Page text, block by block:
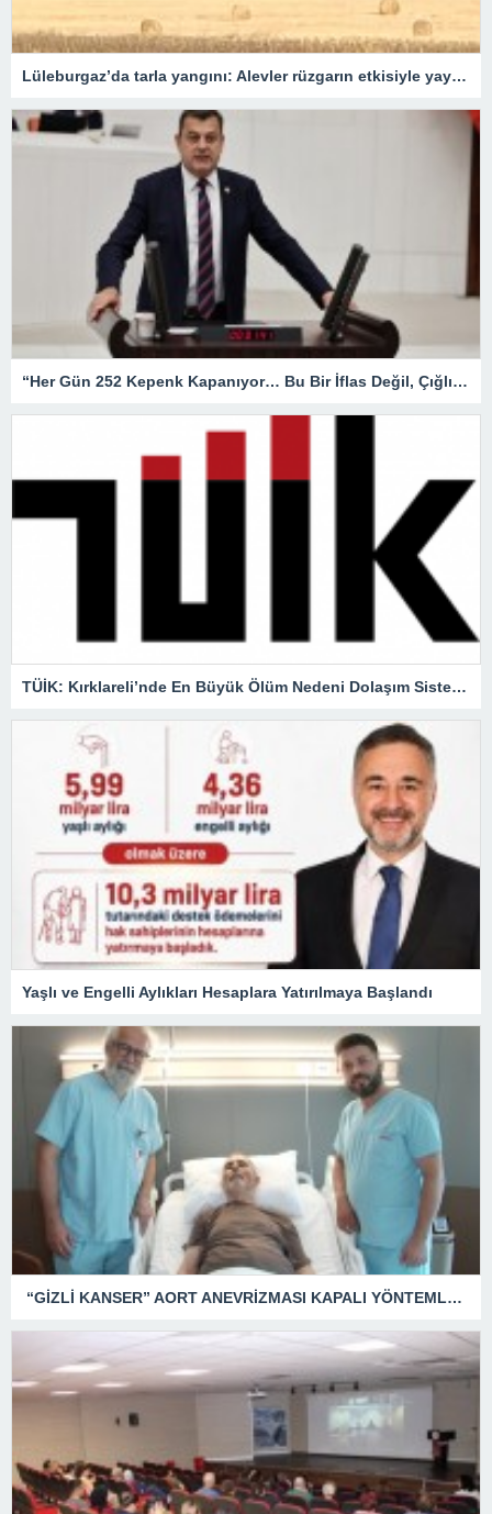
Lüleburgaz’da tarla yangını: Alevler rüzgarın etkisiyle yayıldı
“Her Gün 252 Kepenk Kapanıyor… Bu Bir İflas Değil, Çığlıktır!”
TÜİK: Kırklareli’nde En Büyük Ölüm Nedeni Dolaşım Sistemi Hastalıkları
Yaşlı ve Engelli Aylıkları Hesaplara Yatırılmaya Başlandı
“GİZLİ KANSER” AORT ANEVRİZMASI KAPALI YÖNTEMLE TEDAVİ EDİLDİ